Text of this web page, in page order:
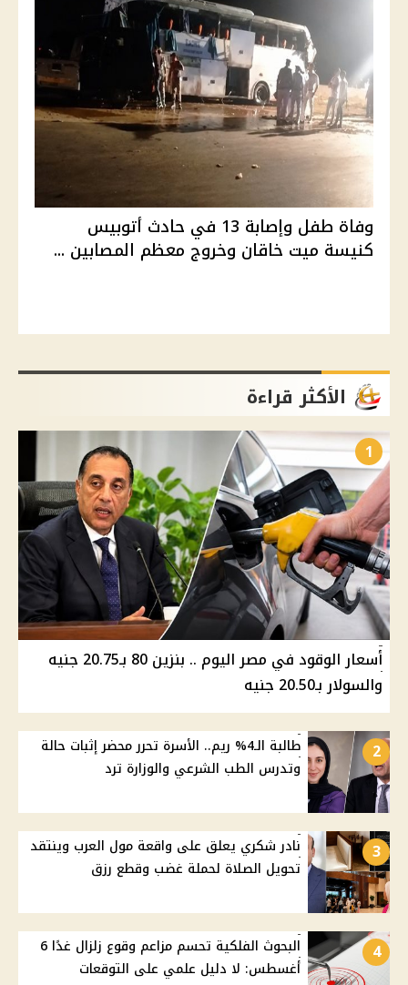
وفاة طفل وإصابة 13 في حادث أتوبيس
كنيسة ميت خاقان وخروج معظم المصابين ...
الأكثر قراءة
1
أسعار الوقود في مصر اليوم .. بنزين 80 بـ20.75 جنيه
والسولار بـ20.50 جنيه
2
طالبة الـ4% ريم.. الأسرة تحرر محضر إثبات حالة
وتدرس الطب الشرعي والوزارة ترد
3
نادر شكري يعلق على واقعة مول العرب وينتقد
تحويل الصلاة لحملة غضب وقطع رزق
4
البحوث الفلكية تحسم مزاعم وقوع زلزال غدًا 6
أغسطس: لا دليل علمي على التوقعات